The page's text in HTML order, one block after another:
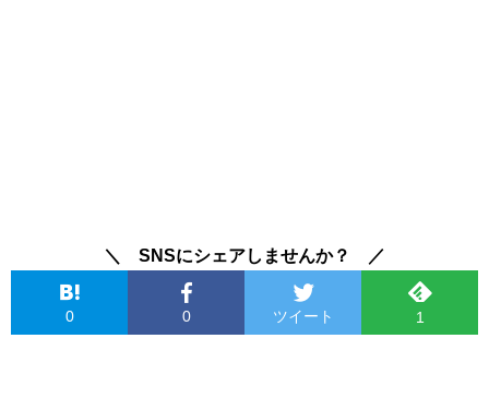
＼ SNSにシェアしませんか？ ／
0 0 ツイート 1